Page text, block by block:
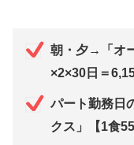
朝・夕→「オ
×2×30日＝
パート勤務日
クス」【1食